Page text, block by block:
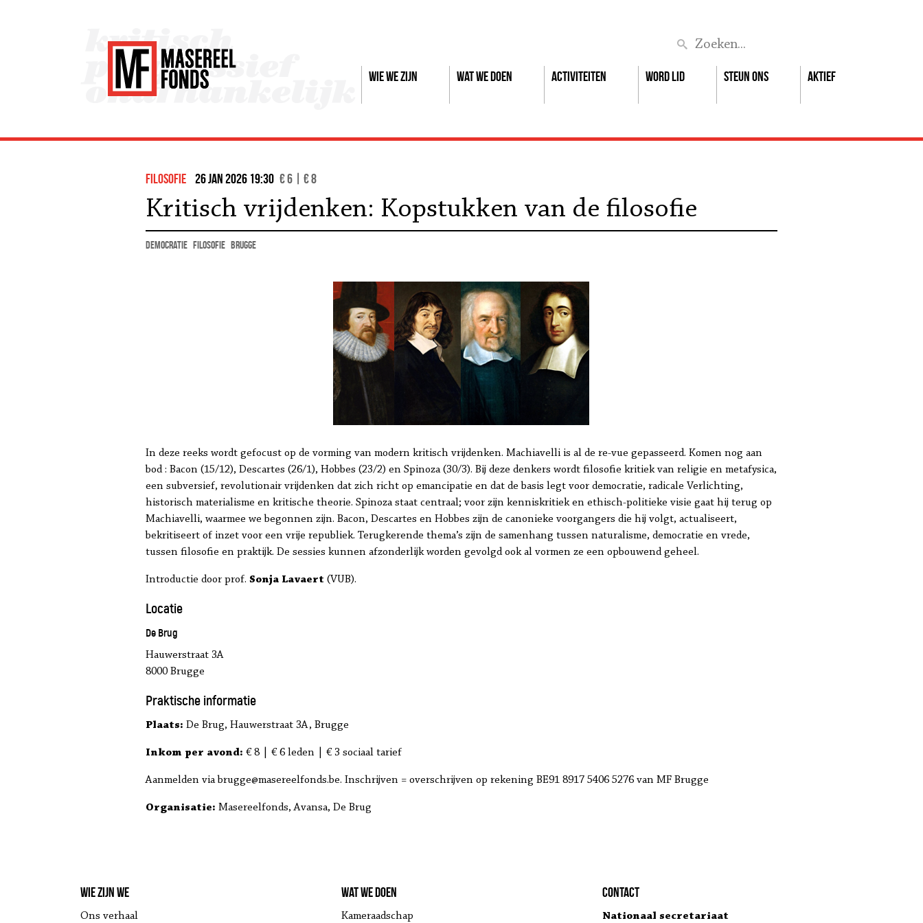
Wie we zijn Wat we doen Activiteiten Word lid Steun ons Aktief
filosofie 26 jan 2026 19:30 € 6 | € 8
Kritisch vrijdenken: Kopstukken van de filosofie
democratie filosofie Brugge
In deze reeks wordt gefocust op de vorming van modern kritisch vrijdenken. Machiavelli is al de re-vue gepasseerd. Komen nog aan
bod : Bacon (15/12), Descartes (26/1), Hobbes (23/2) en Spinoza (30/3). Bij deze denkers wordt filosofie kritiek van religie en metafysica,
een subversief, revolutionair vrijdenken dat zich richt op emancipatie en dat de basis legt voor democratie, radicale Verlichting,
historisch materialisme en kritische theorie. Spinoza staat centraal; voor zijn kenniskritiek en ethisch-politieke visie gaat hij terug op
Machiavelli, waarmee we begonnen zijn. Bacon, Descartes en Hobbes zijn de canonieke voorgangers die hij volgt, actualiseert,
bekritiseert of inzet voor een vrije republiek. Terugkerende thema’s zijn de samenhang tussen naturalisme, democratie en vrede,
tussen filosofie en praktijk. De sessies kunnen afzonderlijk worden gevolgd ook al vormen ze een opbouwend geheel.
Introductie door prof. Sonja Lavaert (VUB).
Locatie
De Brug
Hauwerstraat 3A
8000 Brugge
Praktische informatie
Plaats: De Brug, Hauwerstraat 3A, Brugge
Inkom per avond: € 8 | € 6 leden | € 3 sociaal tarief
Aanmelden via brugge@masereelfonds.be. Inschrijven = overschrijven op rekening BE91 8917 5406 5276 van MF Brugge
Organisatie: Masereelfonds, Avansa, De Brug
Wie zijn we
Ons verhaal
Wat we doen
Kameraadschap
Contact
Nationaal secretariaat